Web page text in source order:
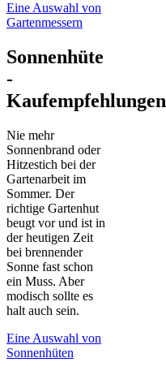
Eine Auswahl von
Gartenmessern
Sonnenhüte
-
Kaufempfehlungen
Nie mehr
Sonnenbrand oder
Hitzestich bei der
Gartenarbeit im
Sommer. Der
richtige Gartenhut
beugt vor und ist in
der heutigen Zeit
bei brennender
Sonne fast schon
ein Muss. Aber
modisch sollte es
halt auch sein.
Eine Auswahl von
Sonnenhüten